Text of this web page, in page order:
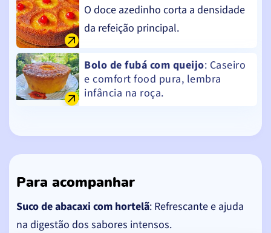
O doce azedinho corta a densidade
da refeição principal.
Bolo de fubá com queijo: Caseiro
e comfort food pura, lembra
infância na roça.
Para acompanhar
Suco de abacaxi com hortelã: Refrescante e ajuda
na digestão dos sabores intensos.